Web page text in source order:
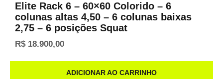
Elite Rack 6 – 60×60 Colorido – 6
colunas altas 4,50 – 6 colunas baixas
2,75 – 6 posições Squat
R$18.900,00
ADICIONAR AO CARRINHO